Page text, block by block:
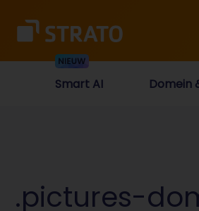
Smart AI Domein
.pictures-